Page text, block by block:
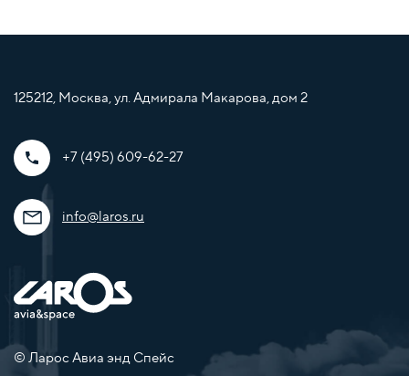
125212, Москва, ул. Адмирала Макарова, дом 2
+7 (495) 609-62-27
info@laros.ru
© Ларос Авиа энд Спейс